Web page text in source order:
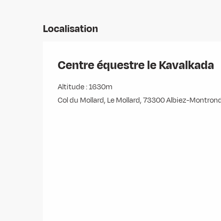
Localisation
Centre équestre le Kavalkada
Altitude : 1630m
Col du Mollard, Le Mollard, 73300 Albiez-